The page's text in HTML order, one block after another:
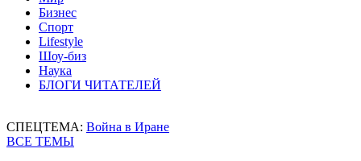
Бизнес
Спорт
Lifestyle
Шоу-биз
Наука
БЛОГИ ЧИТАТЕЛЕЙ
СПЕЦТЕМА: Война в Иране
ВСЕ ТЕМЫ